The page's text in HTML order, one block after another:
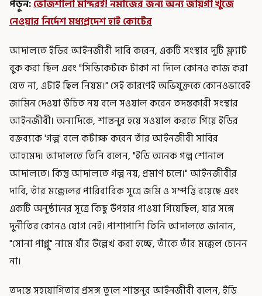
পড়ুন:ভোজশালা মন্দিরই! নমাজের জন্য অন্য জায়গা খুঁজে
নেওয়ার নির্দেশ মধ্যপ্রদেশ হাই কোর্টের
আদালতে ইডির আইনজীবী দাবি করেন, একটি সংস্থার দুটি ফ্ল্যাট
বুক করা ছিল এবং "সিন্ডিকেটকে টাকা না দিলে কোনও কাজ করা
যেত না, এটাই ছিল নিয়ম।" সেই কারণেই অভিযুক্তকে কোনওভাবেই
জামিন দেওয়া উচিত নয় বলে সওয়াল করেন তদন্তকারী সংস্থার
আইনজীবী। অন্যদিকে, শান্তনুর হয়ে সওয়াল করতে গিয়ে ইডির
বক্তব্যকে 'গল্প' বলে কটাক্ষ করেন তাঁর আইনজীবী সাবির
আহমেদ। আদালতে তিনি বলেন, "ইডি অনেক গল্প শোনাল
আদালতে। কিন্তু আদালতে গল্প নয়, প্রমাণ চলে।" আইনজীবীর
দাবি, তাঁর মক্কেলের পারিবারিক সূত্রে জমি ও সম্পত্তি রয়েছে এবং
একটি অনুষ্ঠানের সূত্রে কিছু উপহার পাওয়া গিয়েছিল, যার সঙ্গে
দুর্নীতির কোনও যোগ নেই। পাশাপাশি তিনি আদালতে জানান,
"সোনা পাপ্পু" নামে যাঁর উল্লেখ করা হচ্ছে, তাঁকে তাঁর মক্কেল চেনেন
না।
তদন্তে সহযোগিতার প্রসঙ্গ তুলে শান্তনুর আইনজীবী বলেন, ইডি